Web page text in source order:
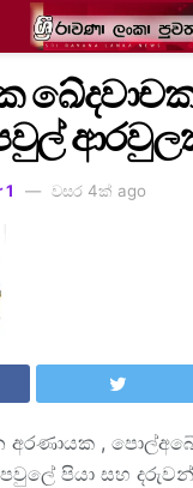
වසර 4ක් ago
අරණායක ,
පියා සහ